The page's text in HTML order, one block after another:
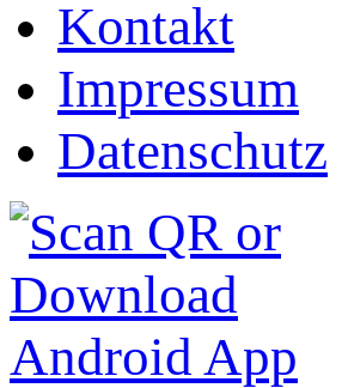
Kontakt
Impressum
Datenschutz